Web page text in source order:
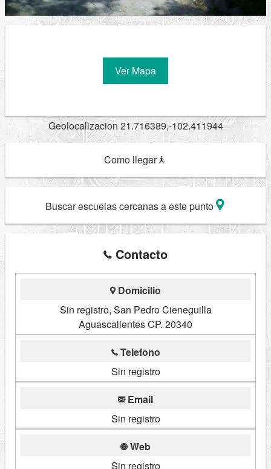
Ver Mapa
Geolocalizacion 21.716389,-102.411944
Como llegar
Buscar escuelas cercanas a este punto
Contacto
Domicilio
Sin registro, San Pedro Cieneguilla
Aguascalientes CP. 20340
Telefono
Sin registro
Email
Sin registro
Web
Sin registro